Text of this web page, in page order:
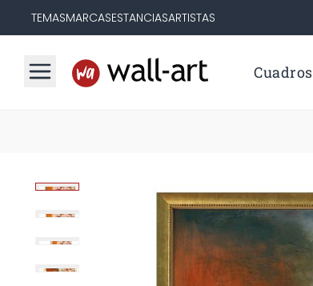
TEMASMARCASESTANCIASARTISTAS
Cuadros